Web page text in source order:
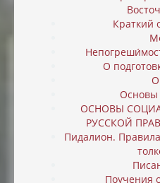
Краткий
О
О
Основы
ОСНОВЫ
РУССКОЙ
Пидалион.
Поучения